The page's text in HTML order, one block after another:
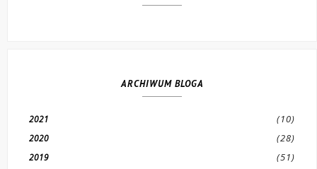
ARCHIWUM BLOGA
2021 (10)
2020 (28)
2019 (51)